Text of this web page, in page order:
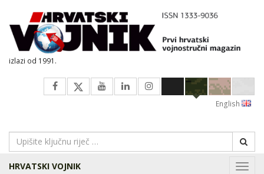
izlazi od 1991.
English
HRVATSKI VOJNIK